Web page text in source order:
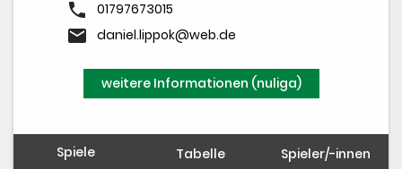
phone 01797673015
email daniel.lippok@web.de
weitere Informationen (nuliga)
Spiele Tabelle Spieler/-innen